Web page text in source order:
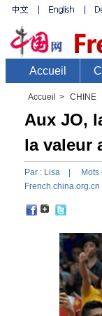
Accueil > CHINE
Aux JO,
la valeur
Par : Lisa | Mots
French.china.org.cn